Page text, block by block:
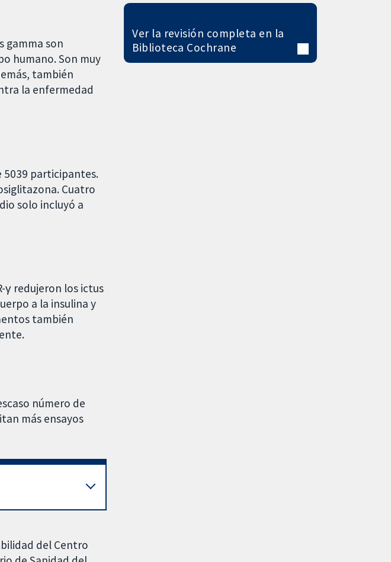
gamma son
humano. Son muy
también
la enfermedad
5039 participantes.
Cuatro
solo incluyó a
γ redujeron los ictus
a la insulina y
también
número de
más ensayos
del Centro
Ver la revisión completa en la
Biblioteca Cochrane